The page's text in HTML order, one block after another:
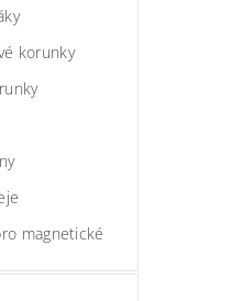
korunky
magnetické